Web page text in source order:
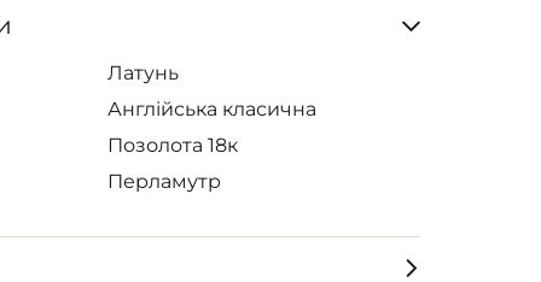
Латунь
Англійська класична
Позолота 18к
Перламутр